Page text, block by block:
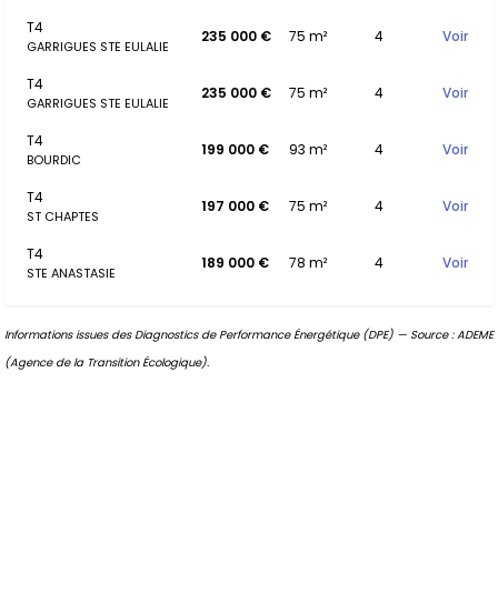
T4
GARRIGUES STE EULALIE
235 000 € 75 m² 4 Voir
T4
GARRIGUES STE EULALIE
235 000 € 75 m² 4 Voir
T4
BOURDIC
199 000 € 93 m² 4 Voir
T4
ST CHAPTES
197 000 € 75 m² 4 Voir
T4
STE ANASTASIE
189 000 € 78 m² 4 Voir
Informations issues des Diagnostics de Performance Énergétique (DPE) — Source : ADEME
(Agence de la Transition Écologique).